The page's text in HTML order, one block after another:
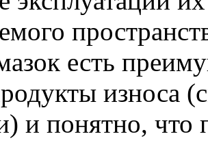
есть
износа
и понятно, что